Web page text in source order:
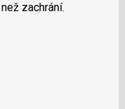
zachrání.